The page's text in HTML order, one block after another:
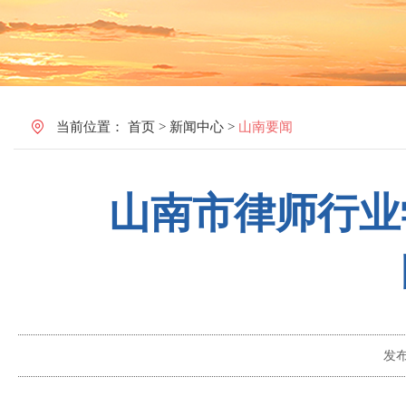
当前位置： 首页 > 新闻中心 > 山南要闻
山南市律师行
发